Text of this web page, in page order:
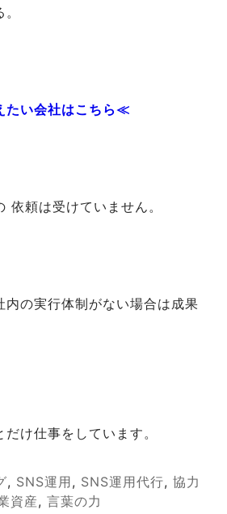
る。
たい会社はこちら≪
依頼は受けていません。
内の実行体制がない場合は成果
だけ仕事をしています。
, SNS運用 , SNS運用代行,協力
資産,言葉の力